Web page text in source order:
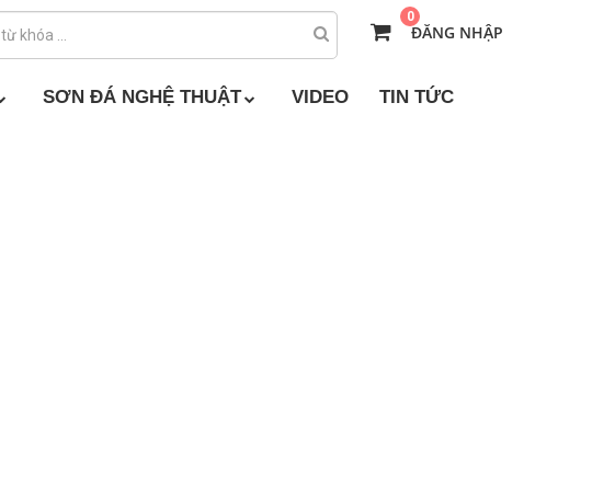
0
ĐĂNG NHẬP
SƠN ĐÁ NGHỆ THUẬT VIDEO TIN TỨC